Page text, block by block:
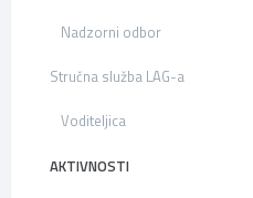
Nadzorni odbor
Stručna služba LAG-a
Voditeljica
AKTIVNOSTI